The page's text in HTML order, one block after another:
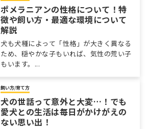
ポメラニアンの性格について！特
徴や飼い方・最適な環境について
解説
犬も犬種によって「性格」が大きく異なる
ため、穏やかな子もいれば、気性の荒い子
もいます。...
飼い方/育て方
犬の世話って意外と大変…！でも
愛犬との生活は毎日がかけがえの
ない思い出！